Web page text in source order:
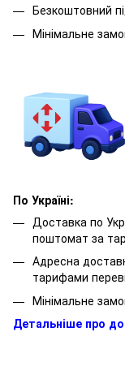
Безкоштовний
Мінімальне
По Україні:
Доставка по
поштомат за
Адресна
тарифами
Мінімальне
Детальніше про